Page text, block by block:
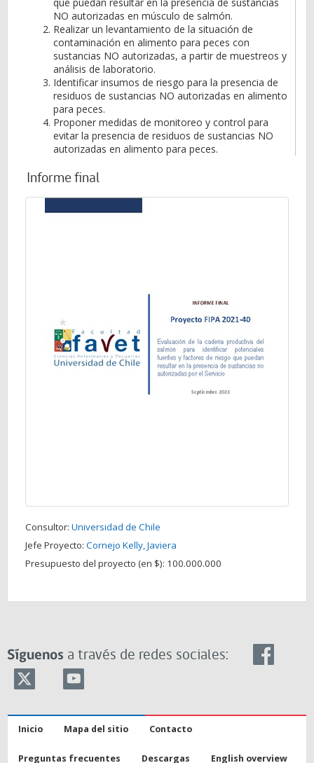
NO autorizadas en músculo de salmón.
Realizar un levantamiento de la situación de
contaminación en alimento para peces con
sustancias NO autorizadas, a partir de muestreos y
análisis de laboratorio.
Identificar insumos de riesgo para la presencia de
residuos de sustancias NO autorizadas en alimento
para peces.
Proponer medidas de monitoreo y control para
evitar la presencia de residuos de sustancias NO
autorizadas en alimento para peces.
Informe final
Consultor: Universidad de Chile
Jefe Proyecto: Cornejo Kelly, Javiera
Presupuesto del proyecto (en $): 100.000.000
Síguenos a través de redes sociales:
Inicio Mapa del sitio Contacto
Preguntas frecuentes Descargas English overview